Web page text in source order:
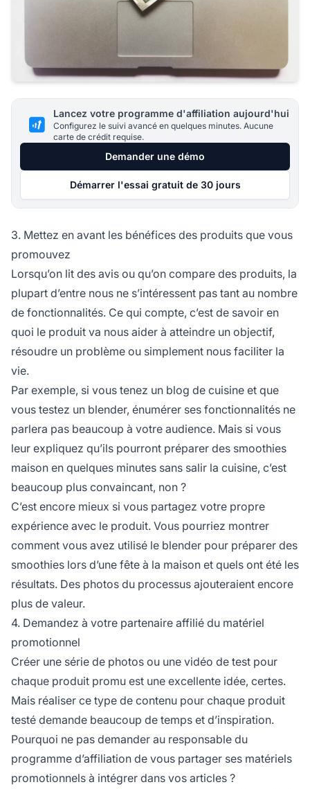
Lancez votre programme d'affiliation aujourd'hui
Configurez le suivi avancé en quelques minutes. Aucune
carte de crédit requise.
Demander une démo
Démarrer l'essai gratuit de 30 jours
3. Mettez en avant les bénéfices des produits que vous
promouvez
Lorsqu’on lit des avis ou qu’on compare des produits, la
plupart d’entre nous ne s’intéressent pas tant au nombre
de fonctionnalités. Ce qui compte, c’est de savoir en
quoi le produit va nous aider à atteindre un objectif,
résoudre un problème ou simplement nous faciliter la
vie.
Par exemple, si vous tenez un blog de cuisine et que
vous testez un blender, énumérer ses fonctionnalités ne
parlera pas beaucoup à votre audience. Mais si vous
leur expliquez qu’ils pourront préparer des smoothies
maison en quelques minutes sans salir la cuisine, c’est
beaucoup plus convaincant, non ?
C’est encore mieux si vous partagez votre propre
expérience avec le produit. Vous pourriez montrer
comment vous avez utilisé le blender pour préparer des
smoothies lors d’une fête à la maison et quels ont été les
résultats. Des photos du processus ajouteraient encore
plus de valeur.
4. Demandez à votre partenaire affilié du matériel
promotionnel
Créer une série de photos ou une vidéo de test pour
chaque produit promu est une excellente idée, certes.
Mais réaliser ce type de contenu pour chaque produit
testé demande beaucoup de temps et d’inspiration.
Pourquoi ne pas demander au responsable du
programme d’affiliation de vous partager ses matériels
promotionnels à intégrer dans vos articles ?